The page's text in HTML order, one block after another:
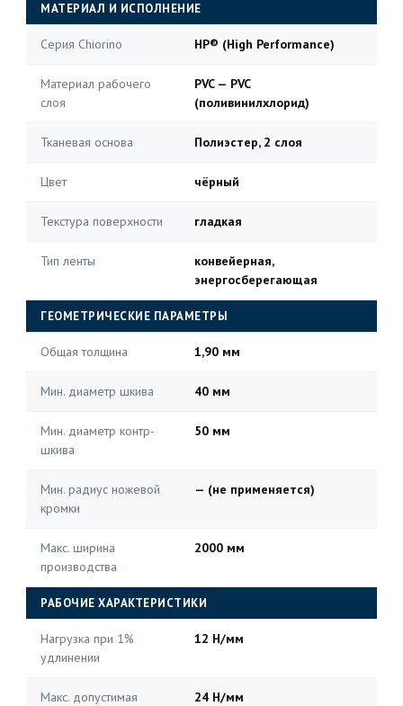
МАТЕРИАЛ И ИСПОЛНЕНИЕ
Серия Chiorino HP® (High Performance)
Материал рабочего
слоя
PVC — PVC
(поливинилхлорид)
Тканевая основа Полиэстер, 2 слоя
Цвет чёрный
Текстура поверхности гладкая
Тип ленты
конвейерная,
энергосберегающая
ГЕОМЕТРИЧЕСКИЕ ПАРАМЕТРЫ
Общая толщина 1,90 мм
Мин. диаметр шкива 40 мм
Мин. диаметр контр-
шкива
50 мм
Мин. радиус ножевой
кромки
— (не применяется)
Макс. ширина
производства
2000 мм
РАБОЧИЕ ХАРАКТЕРИСТИКИ
Нагрузка при 1%
удлинении
12 Н/мм
Макс. допустимая
24 Н/мм